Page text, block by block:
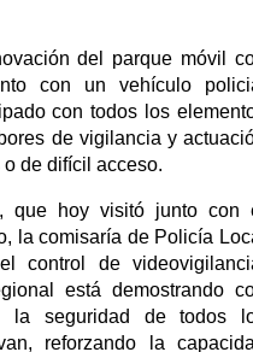
del parque móvil
con un vehículo
con todos los
de vigilancia y
de difícil acceso.
que hoy visitó junto con
la comisaría de Policía
control de
está demostrando
la seguridad de todos
reforzando la